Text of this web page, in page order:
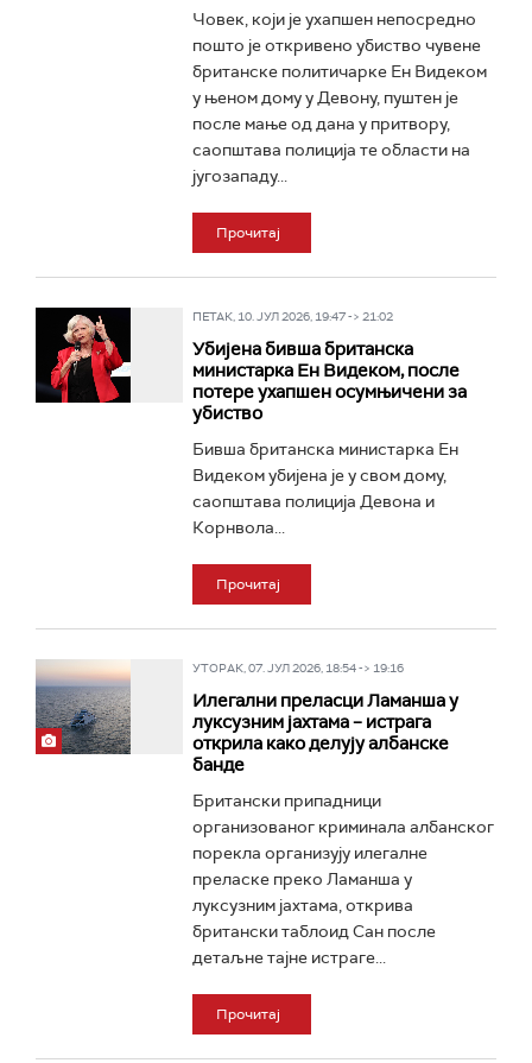
Човек, који је ухапшен непосредно
пошто је откривено убиство чувене
британске политичарке Ен Видеком
у њеном дому у Девону, пуштен је
после мање од дана у притвору,
саопштава полиција те области на
југозападу...
Прочитај
ПЕТАК, 10. ЈУЛ 2026, 19:47 -> 21:02
Убијена бивша британска
министарка Ен Видеком, после
потере ухапшен осумњичени за
убиство
Бивша британска министарка Ен
Видеком убијена је у свом дому,
саопштава полиција Девона и
Корнвола...
Прочитај
УТОРАК, 07. ЈУЛ 2026, 18:54 -> 19:16
Илегални преласци Ламанша у
луксузним јахтама – истрага
открила како делују албанске
банде
Британски припадници
организованог криминала албанског
порекла организују илегалне
преласке преко Ламанша у
луксузним јахтама, открива
британски таблоид Сан после
детаљне тајне истраге...
Прочитај